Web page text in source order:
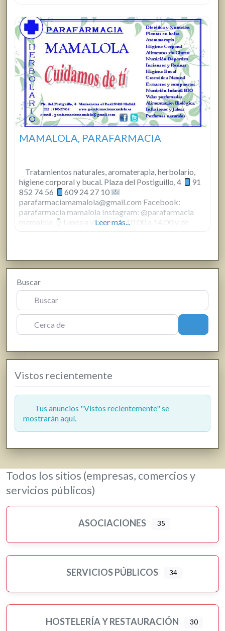
MAMALOLA, PARAFARMACIA
Tratamientos naturales, aromaterapia, herbolario,
higiene corporal y bucal. Plaza del Postiguillo, 4
91
852 74 56
609 24 27 10
parafarmaciamamalola@gmail.com Facebook:
parafarmacia mamalola Instagram: @parafarmacia
mamalola
Lunes a viernes de 10:00 a 14:00 y de
Leer más...
Buscar
Cerca de
Vistos recientemente
Tus anuncios "Vistos recientemente" se
mostrarán aquí.
Todos los sitios (empresas, comercios y
servicios públicos)
ASOCIACIONES 35
SERVICIOS PÚBLICOS 34
HOSTELERÍA Y RESTAURACIÓN 30